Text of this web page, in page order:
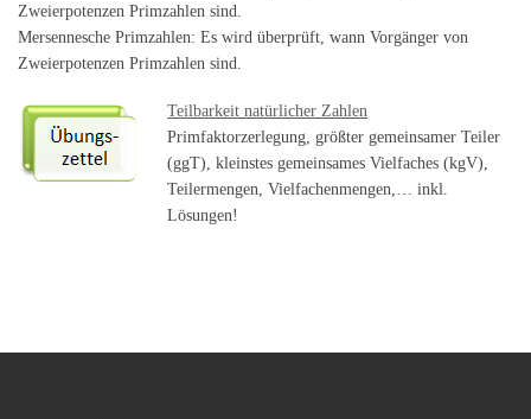
Zweierpotenzen Primzahlen sind.
Mersennesche Primzahlen: Es wird überprüft, wann Vorgänger von
Zweierpotenzen Primzahlen sind.
Teilbarkeit natürlicher Zahlen
Primfaktorzerlegung, größter gemeinsamer Teiler
(ggT), kleinstes gemeinsames Vielfaches (kgV),
Teilermengen, Vielfachenmengen,… inkl.
Lösungen!